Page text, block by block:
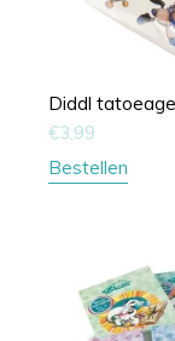
Diddl
€3,99
Bestellen